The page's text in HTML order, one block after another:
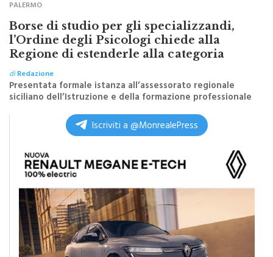
PALERMO
Borse di studio per gli specializzandi,
l’Ordine degli Psicologi chiede alla
Regione di estenderle alla categoria
diRedazione
Presentata formale istanza all’assessorato regionale
siciliano dell’Istruzione e della formazione professionale